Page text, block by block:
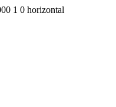
1 0 horizontal